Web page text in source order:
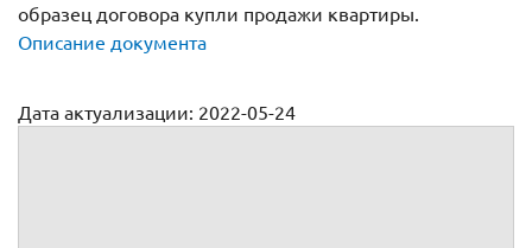
образец договора купли продажи квартиры.
Описание документа
Дата актуализации: 2022-05-24